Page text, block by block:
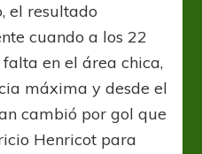
el resultado
cuando a los 22
en el área chica,
máxima y desde el
cambió por gol que
Henricot para